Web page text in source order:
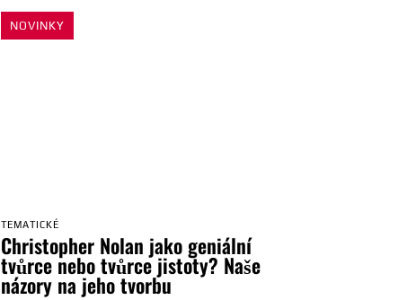
NOVINKY
TEMATICKÉ
Christopher Nolan jako geniální
tvůrce nebo tvůrce jistoty? Naše
názory na jeho tvorbu